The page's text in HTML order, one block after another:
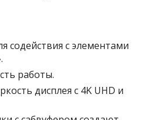
содействия с элементами
работы.
дисплея с 4K UHD и